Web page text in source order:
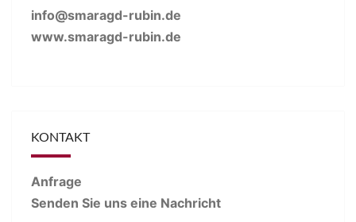
info@smaragd-rubin.de
www.smaragd-rubin.de
KONTAKT
Anfrage
Senden Sie uns eine Nachricht